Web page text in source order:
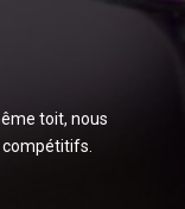
toit, nous